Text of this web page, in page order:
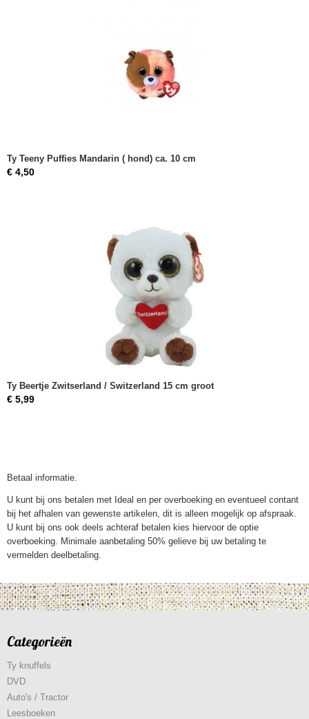
Ty Teeny Puffies Mandarin ( hond) ca. 10 cm
€ 4,50
Ty Beertje Zwitserland / Switzerland 15 cm groot
€ 5,99
Betaal informatie.
U kunt bij ons betalen met Ideal en per overboeking en eventueel contant
bij het afhalen van gewenste artikelen, dit is alleen mogelijk op afspraak.
U kunt bij ons ook deels achteraf betalen kies hiervoor de optie
overboeking. Minimale aanbetaling 50% gelieve bij uw betaling te
vermelden deelbetaling.
Categorieën
Ty knuffels
DVD
Auto's / Tractor
Leesboeken